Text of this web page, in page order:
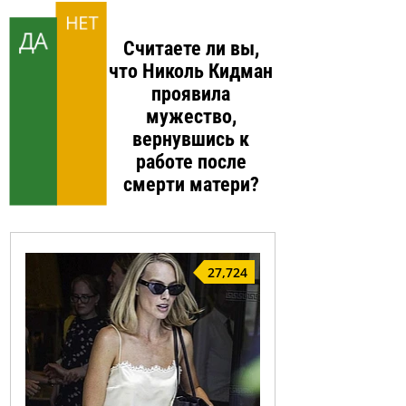
ДА
НЕТ
Считаете ли вы,
что Николь Кидман
проявила
мужество,
вернувшись к
работе после
смерти матери?
27,724